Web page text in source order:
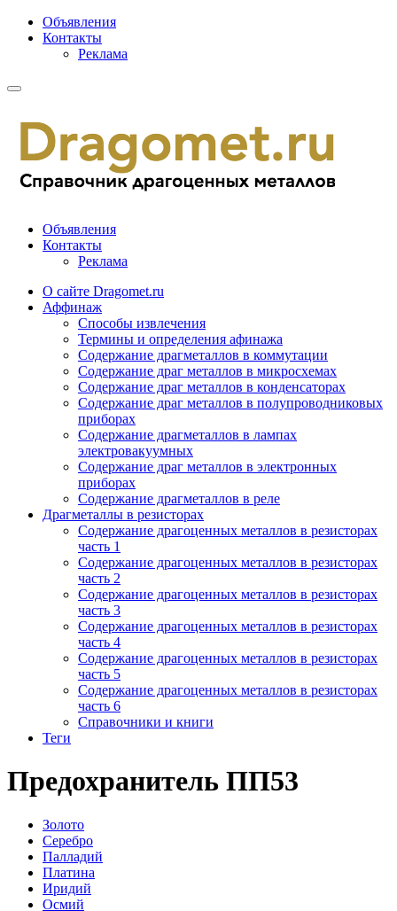
Объявления
Контакты
Реклама
Объявления
Контакты
Реклама
О сайте Dragomet.ru
Аффинаж
Способы извлечения
Термины и определения афинажа
Содержание драгметаллов в коммутации
Содержание драг металлов в микросхемах
Содержание драг металлов в конденсаторах
Содержание драг металлов в полупроводниковых
приборах
Содержание драгметаллов в лампах
электровакуумных
Содержание драг металлов в электронных
приборах
Содержание драгметаллов в реле
Драгметаллы в резисторах
Содержание драгоценных металлов в резисторах
часть 1
Содержание драгоценных металлов в резисторах
часть 2
Содержание драгоценных металлов в резисторах
часть 3
Содержание драгоценных металлов в резисторах
часть 4
Содержание драгоценных металлов в резисторах
часть 5
Содержание драгоценных металлов в резисторах
часть 6
Справочники и книги
Теги
Предохранитель ПП53
Золото
Серебро
Палладий
Платина
Иридий
Осмий